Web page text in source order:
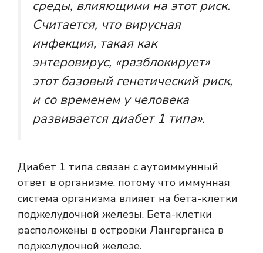
среды, влияющими на этот риск.
Считается, что вирусная
инфекция, такая как
энтеровирус, «разблокирует»
этот базовый генетический риск,
и со временем у человека
развивается диабет 1 типа».
Диабет 1 типа связан с аутоиммунный
ответ в организме, потому что иммунная
система организма влияет на бета-клетки
поджелудочной железы. Бета-клетки
расположены в островки Лангерганса в
поджелудочной железе.